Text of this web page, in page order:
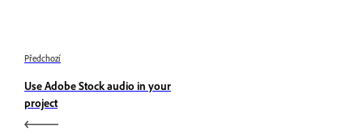
Předchozí
Use Adobe Stock audio in your
project